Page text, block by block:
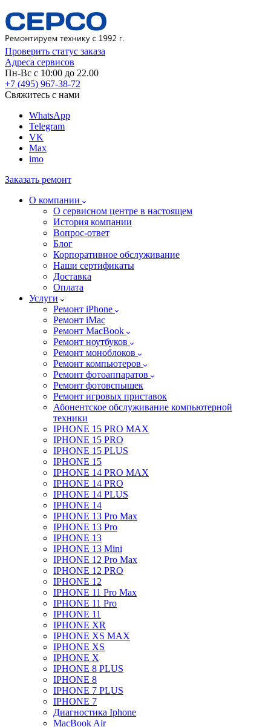
Проверить статус заказа
Адреса сервисов
Пн-Вс с 10:00 до 22.00
+7 (495) 967-38-72
Свяжитесь с нами
WhatsApp
Telegram
VK
Max
imo
Заказать ремонт
О компании
О сервисном центре в настоящем
История компании
Вопрос-ответ
Блог
Корпоративное обслуживание
Наши сертификаты
Доставка
Оплата
Услуги
Ремонт iPhone
Ремонт iMac
Ремонт MacBook
Ремонт ноутбуков
Ремонт моноблоков
Ремонт компьютеров
Ремонт фотоаппаратов
Ремонт фотовспышек
Ремонт игровых приставок
Абонентское обслуживание компьютерной
техники
IPHONE 15 PRO MAX
IPHONE 15 PRO
IPHONE 15 PLUS
IPHONE 15
IPHONE 14 PRO MAX
IPHONE 14 PRO
IPHONE 14 PLUS
IPHONE 14
IPHONE 13 Pro Max
IPHONE 13 Pro
IPHONE 13
IPHONE 13 Mini
IPHONE 12 Pro Max
IPHONE 12 PRO
IPHONE 12
IPHONE 11 Pro Max
IPHONE 11 Pro
IPHONE 11
IPHONE XR
IPHONE XS MAX
IPHONE XS
IPHONE X
IPHONE 8 PLUS
IPHONE 8
IPHONE 7 PLUS
IPHONE 7
Диагностика Iphone
MacBook Air